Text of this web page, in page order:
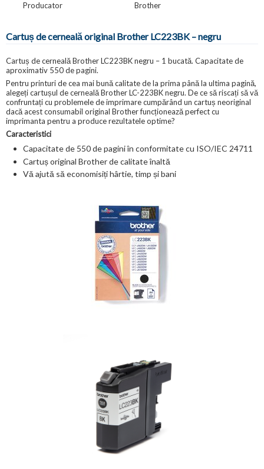
Producator
Brother
Cartuș de cerneală original Brother LC223BK – negru
Cartuș de cerneală Brother LC223BK negru – 1 bucată. Capacitate de
aproximativ 550 de pagini.
Pentru printuri de cea mai bună calitate de la prima până la ultima pagină,
alegeți cartușul de cerneală Brother LC-223BK negru. De ce să riscați să vă
confruntați cu problemele de imprimare cumpărând un cartuș neoriginal
dacă acest consumabil original Brother funcționează perfect cu
imprimanta pentru a produce rezultatele optime?
Caracteristici
Capacitate de 550 de pagini în conformitate cu ISO/IEC 24711
Cartuș original Brother de calitate înaltă
Vă ajută să economisiți hârtie, timp și bani